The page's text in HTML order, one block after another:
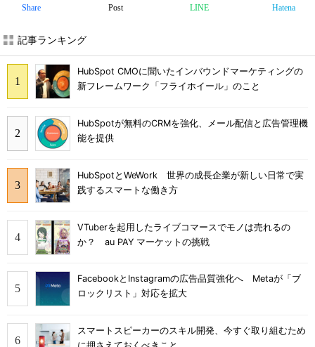
Share Post LINE Hatena
記事ランキング
HubSpot CMOに聞いたインバウンドマーケティングの
新フレームワーク「フライホイール」のこと
HubSpotが無料のCRMを強化、メール配信と広告管理機
能を提供
HubSpotとWeWork 世界の成長企業が新しい日常で実
践するスマートな働き方
VTuberを起用したライブコマースでモノは売れるの
か？ au PAY マーケットの挑戦
FacebookとInstagramの広告品質強化へ Metaが「ブ
ロックリスト」対応を拡大
スマートスピーカーのスキル開発、今すぐ取り組むため